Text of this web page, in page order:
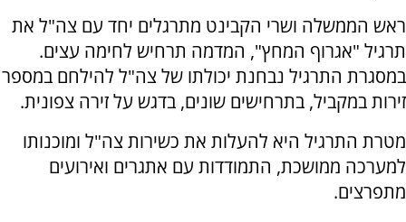
ראש הממשלה ושרי הקבינט מתרגלים יחד עם צה"ל את
תרגיל "אגרוף המחץ", המדמה תרחיש לחימה עצים.
במסגרת התרגיל נבחנת יכולתו של צה"ל להילחם במספר
זירות במקביל, בתרחישים שונים, בדגש על זירה צפונית.
מטרת התרגיל היא להעלות את כשירות צה"ל ומוכנותו
למערכה ממושכת, התמודדות עם אתגרים ואירועים
מתפרצים.